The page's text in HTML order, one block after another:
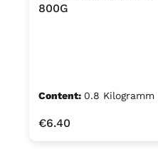
800G
Content: 0.8 Kilogramm
Regular price:
€6.40